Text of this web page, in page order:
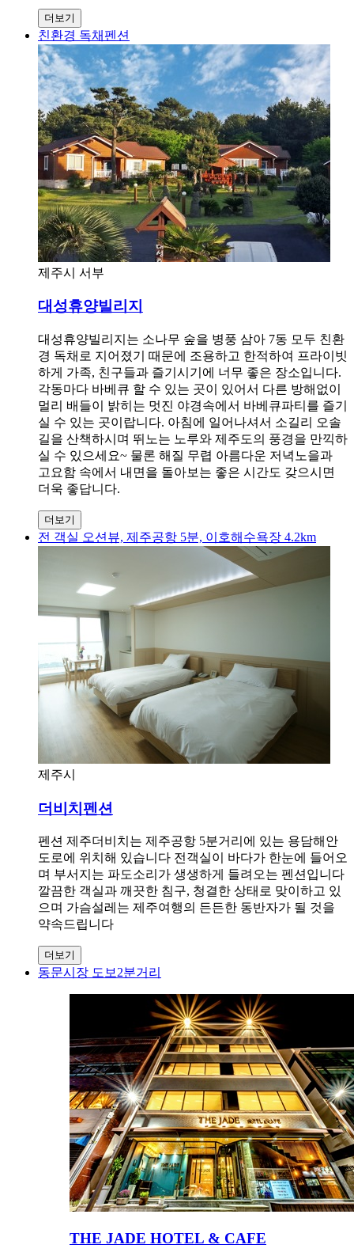
더보기
친환경 독채펜션
제주시 서부
대성휴양빌리지
대성휴양빌리지는 소나무 숲을 병풍 삼아 7동 모두 친환
경 독채로 지어졌기 때문에 조용하고 한적하여 프라이빗
하게 가족, 친구들과 즐기시기에 너무 좋은 장소입니다.
각동마다 바베큐 할 수 있는 곳이 있어서 다른 방해없이
멀리 배들이 밝히는 멋진 야경속에서 바베큐파티를 즐기
실 수 있는 곳이랍니다. 아침에 일어나셔서 소길리 오솔
길을 산책하시며 뛰노는 노루와 제주도의 풍경을 만끽하
실 수 있으세요~ 물론 해질 무렵 아름다운 저녁노을과
고요함 속에서 내면을 돌아보는 좋은 시간도 갖으시면
더욱 좋답니다.
더보기
전 객실 오션뷰, 제주공항 5분, 이호해수욕장 4.2km
제주시
더비치펜션
펜션 제주더비치는 제주공항 5분거리에 있는 용담해안
도로에 위치해 있습니다 전객실이 바다가 한눈에 들어오
며 부서지는 파도소리가 생생하게 들려오는 펜션입니다
깔끔한 객실과 깨끗한 침구, 청결한 상태로 맞이하고 있
으며 가슴설레는 제주여행의 든든한 동반자가 될 것을
약속드립니다
더보기
동문시장 도보2분거리
THE JADE HOTEL & CAFE